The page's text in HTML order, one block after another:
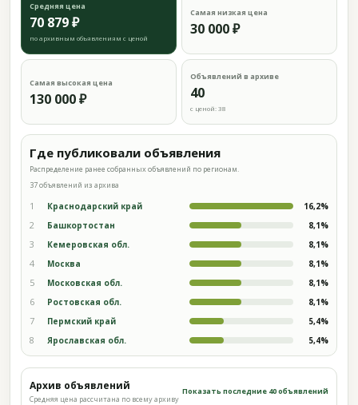
Средняя цена
70 879 ₽
по архивным объявлениям с ценой
Самая низкая цена
30 000 ₽
Самая высокая цена
130 000 ₽
Объявлений в архиве
40
с ценой: 38
Где публиковали объявления
Распределение ранее собранных объявлений по регионам.
37 объявлений из архива
1 Краснодарский край 16,2%
2 Башкортостан 8,1%
3 Кемеровская обл. 8,1%
4 Москва 8,1%
5 Московская обл. 8,1%
6 Ростовская обл. 8,1%
7 Пермский край 5,4%
8 Ярославская обл. 5,4%
Архив объявлений
Средняя цена рассчитана по всему архиву
Показать последние 40 объявлений